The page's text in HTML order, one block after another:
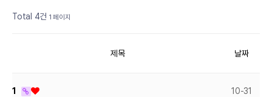
Total 4건 1 페이지
제목 날짜
1 10-31